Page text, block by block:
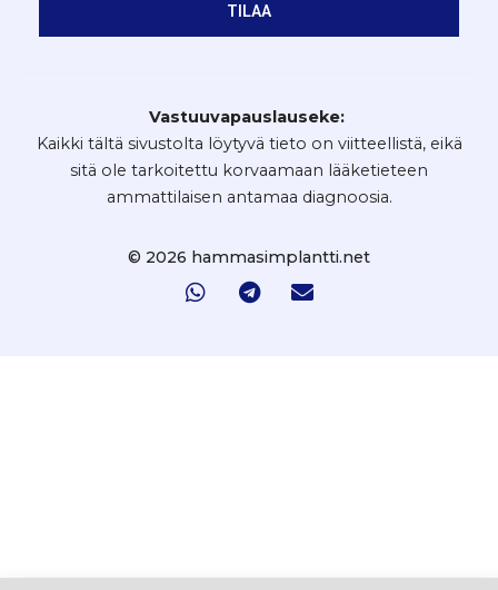
TILAA
Vastuuvapauslauseke:
Kaikki tältä sivustolta löytyvä tieto on viitteellistä, eikä
sitä ole tarkoitettu korvaamaan lääketieteen
ammattilaisen antamaa diagnoosia.
© 2026 hammasimplantti.net